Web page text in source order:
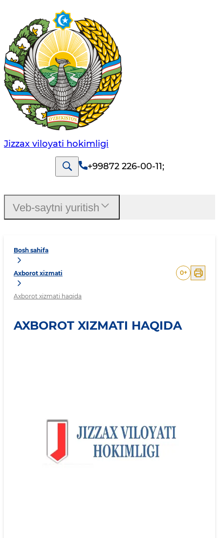
Jizzах vilоyati hоkimligi
+99872 226-00-11;
Bosh sahifa
Axborot xizmati
Axborot xizmati haqida
0+
AXBOROT XIZMATI HAQIDA
Veb-saytni yuritish